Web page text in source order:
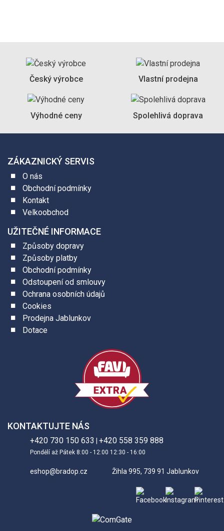
Český výrobce Vlastní prodejna
Výhodné ceny Spolehlivá doprava
ZÁKAZNICKÝ SERVIS
O nás
Obchodní podmínky
Kontakt
Velkoobchod
UŽITEČNÉ INFORMACE
Způsoby dopravy
Způsoby platby
Obchodní podmínky
Odstoupení od smlouvy
Ochrana osobních údajů
Cookies
Prodejna Jablunkov
Dotace
KONTAKTUJTE NÁS
+420 730 150 633 +420 558 359 888
Pondělí až Pátek 8:00 - 12:00 12:30 - 16:00
eshop@bradop.cz Žihla 995, 739 91 Jablunkov